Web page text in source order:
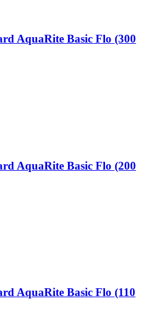
AquaRite Basic Flo (300
AquaRite Basic Flo (200
AquaRite Basic Flo (110